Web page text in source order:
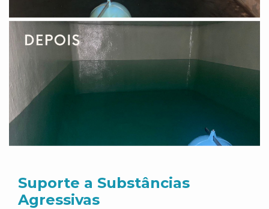
Suporte a Substâncias
Agressivas